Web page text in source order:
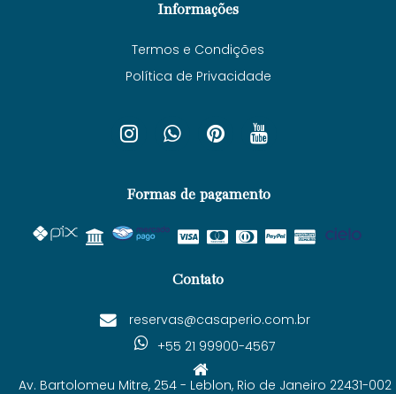
Informações
Termos e Condições
Política de Privacidade
Formas de pagamento
Contato
reservas@casaperio.com.br
+55 21 99900-4567
Av. Bartolomeu Mitre, 254 - Leblon, Rio de Janeiro 22431-002